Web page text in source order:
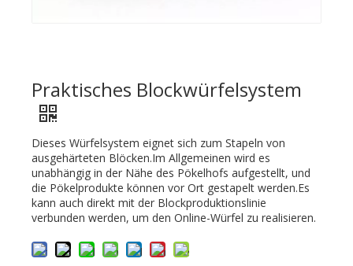
Praktisches Blockwürfelsystem
Dieses Würfelsystem eignet sich zum Stapeln von
ausgehärteten Blöcken.Im Allgemeinen wird es
unabhängig in der Nähe des Pökelhofs aufgestellt, und
die Pökelprodukte können vor Ort gestapelt werden.Es
kann auch direkt mit der Blockproduktionslinie
verbunden werden, um den Online-Würfel zu realisieren.